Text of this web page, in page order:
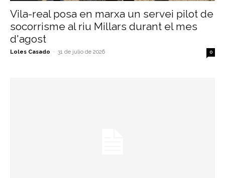
Vila-real posa en marxa un servei pilot de
socorrisme al riu Millars durant el mes
d'agost
Loles Casado - 31 de julio de 2026 0